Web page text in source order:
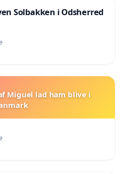
Solbakken i Odsherred
Miguel lad ham blive i